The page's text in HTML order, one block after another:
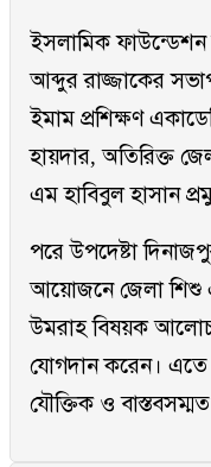
ইসলামিক ফাউন্ডেশন
আব্দুর রাজ্জাকের
ইমাম প্রশিক্ষণ
হায়দার, অতিরিক্ত
এম হাবিবুল হাসান
পরে উপদেষ্টা
আয়োজনে জেলা শিশু
উমরাহ বিষয়ক
যোগদান করেন। এতে
যৌক্তিক ও